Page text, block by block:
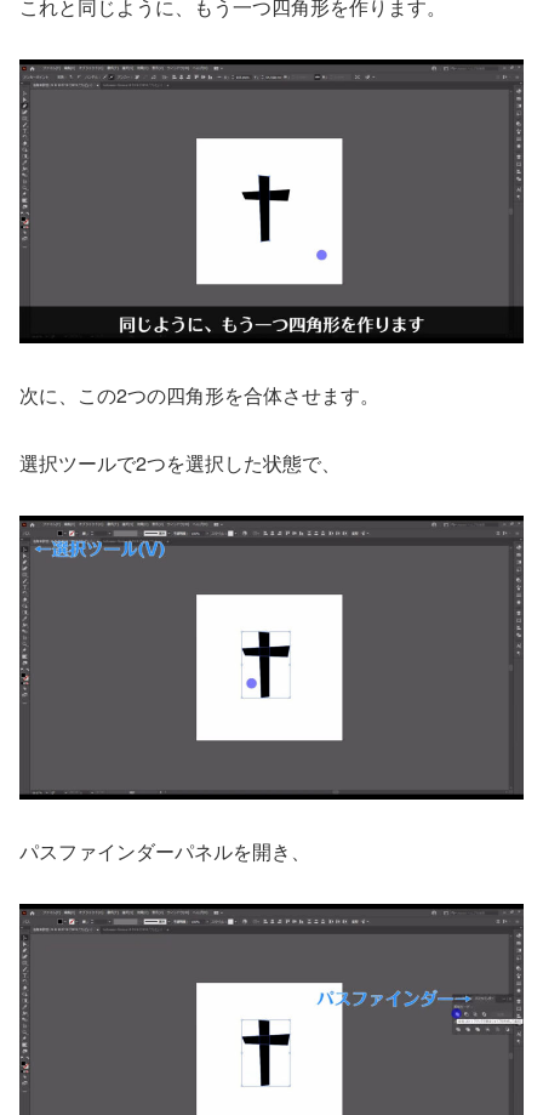
これと同じように、もう一つ四角形を作ります。
次に、この2つの四角形を合体させます。
選択ツールで2つを選択した状態で、
パスファインダーパネルを開き、